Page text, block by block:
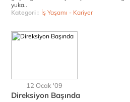
yuka..
Kategori : İş Yaşamı - Kariyer
12 Ocak '09
Direksiyon Başında